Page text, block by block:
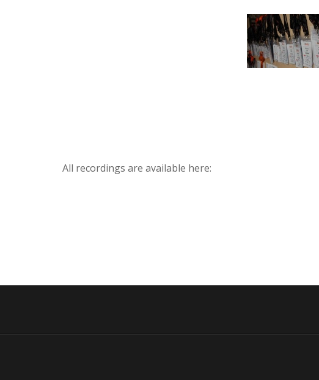
All recordings are available here: